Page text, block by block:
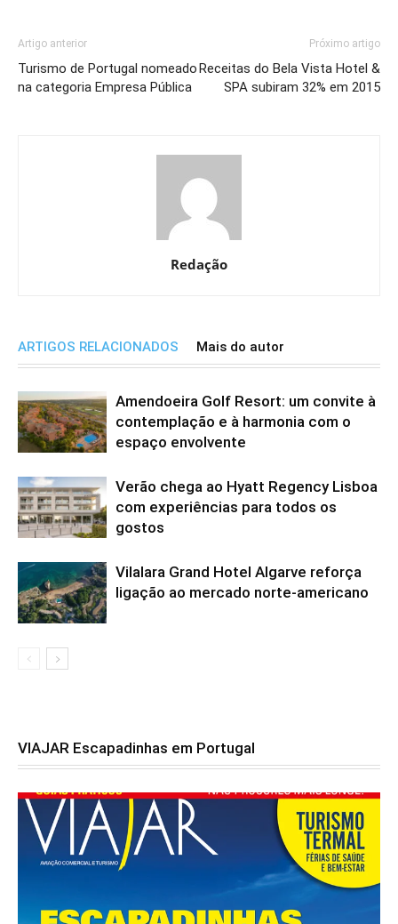
Artigo anterior
Turismo de Portugal nomeado
na categoria Empresa Pública
Próximo artigo
Receitas do Bela Vista Hotel &
SPA subiram 32% em 2015
Redação
ARTIGOS RELACIONADOS Mais do autor
Amendoeira Golf Resort: um convite à
contemplação e à harmonia com o
espaço envolvente
Verão chega ao Hyatt Regency Lisboa
com experiências para todos os
gostos
Vilalara Grand Hotel Algarve reforça
ligação ao mercado norte-americano
VIAJAR Escapadinhas em Portugal